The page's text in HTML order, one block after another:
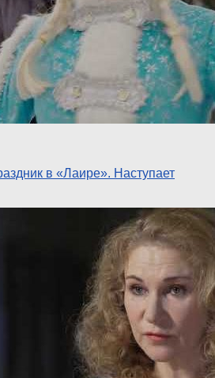
в «Лаире». Наступает